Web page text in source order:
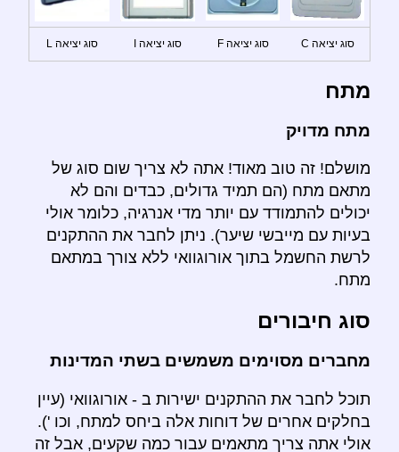
סוג יציאה C סוג יציאה F סוג יציאה I סוג יציאה L
מתח
מתח מדויק
מושלם! זה טוב מאוד! אתה לא צריך שום סוג של
מתאם מתח (הם תמיד גדולים, כבדים והם לא
יכולים להתמודד עם יותר מדי אנרגיה, כלומר אולי
בעיות עם מייבשי שיער). ניתן לחבר את ההתקנים
לרשת החשמל בתוך אורוגוואי ללא צורך במתאם
מתח.
סוג חיבורים
מחברים מסוימים משמשים בשתי המדינות
תוכל לחבר את ההתקנים ישירות ב - אורוגוואי (עיין
בחלקים אחרים של דוחות אלה ביחס למתח, וכו ').
אולי אתה צריך מתאמים עבור כמה שקעים, אבל זה